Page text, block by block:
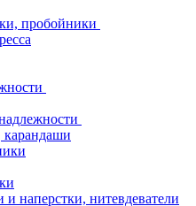
пробойники
и наперстки, нитевдеватели